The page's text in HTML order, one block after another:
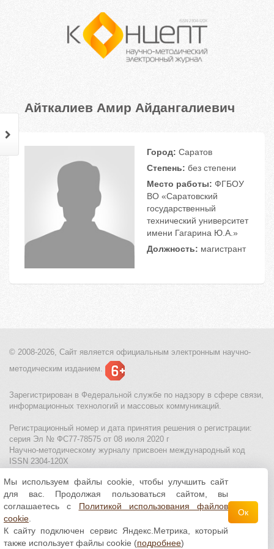
Айткалиев Амир Айдангалиевич
Город: Саратов
Степень: без степени
Место работы: ФГБОУ
ВО «Саратовский
государственный
технический университет
имени Гагарина Ю.А.»
Должность: магистрант
© 2008-2026, Сайт является официальным электронным научно-
методическим изданием.
Зарегистрирован в Федеральной службе по надзору в сфере связи,
информационных технологий и массовых коммуникаций.
Регистрационный номер и дата принятия решения о регистрации:
серия Эл № ФС77-78575 от 08 июля 2020 г
Научно-методическому журналу присвоен международный код
ISSN 2304-120X
МЦИТО|Школьные олимпиады и онлайн конкурсы для детей
Политика использования файлов cookie| Политика обработки и
защиты персональных данных
Все материалы доступны полицензии Creative
Commons С указанием авторства 4.0 Всемирная
Мы используем файлы cookie, чтобы улучшить сайт
для вас. Продолжая пользоваться сайтом, вы
соглашаетесь с Политикой использования файлов
cookie
К сайту подключен сервис Яндекс.Метрика, который
также использует файлы cookie (подробнее)
Ок